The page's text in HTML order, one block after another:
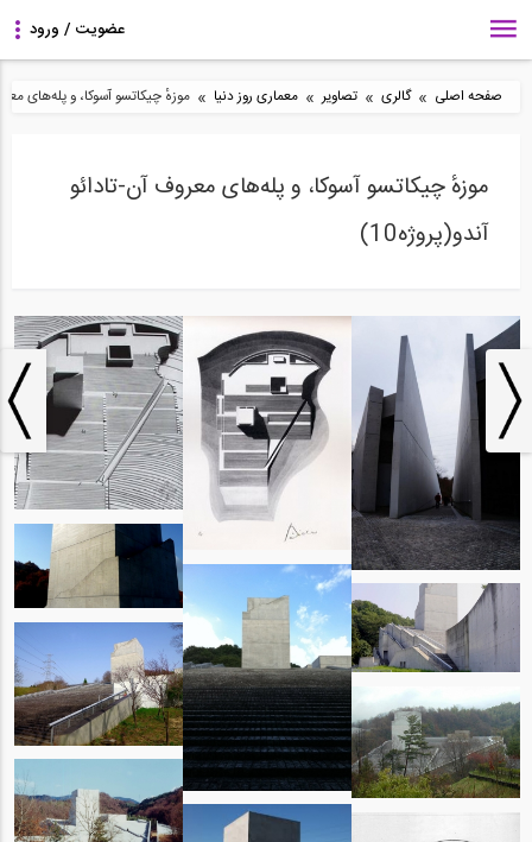
صفحه اصلی » گالری » تصاویر » معماری روز دنیا » موزهٔ چیکاتسو آسوکا، و پله‌های
موزهٔ چیکاتسو آسوکا، و پله‌های معروف آن-تادائو
آندو(پروژه10)